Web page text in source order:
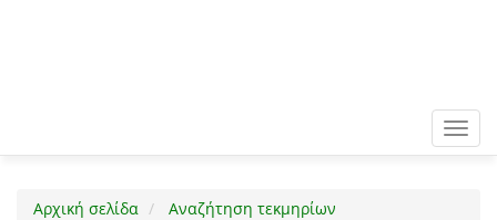
Αρχική σελίδα Αναζήτηση τεκμηρίων